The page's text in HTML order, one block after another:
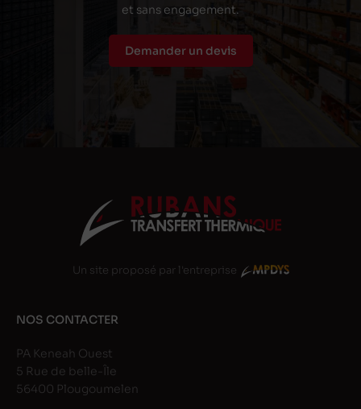
et sans engagement.
Demander un devis
Un site proposé par l'entreprise
NOS CONTACTER
PA Keneah Ouest
5 Rue de belle-Île
56400 Plougoumelen